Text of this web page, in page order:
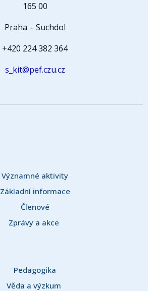
165 00
Praha – Suchdol
+420 224 382 364
s_kit@pef.czu.cz
Významné aktivity
Základní informace
Členové
Zprávy a akce
Pedagogika
Věda a výzkum